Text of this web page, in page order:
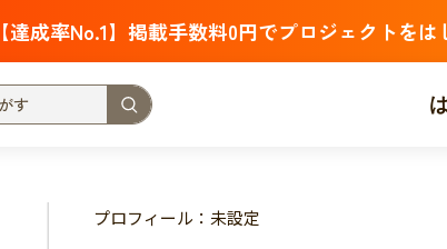
【達成率No.1】掲載手数料0円でプロジェクトをは
支援金額が多い 支援人数が多い
プロフィール：未設定